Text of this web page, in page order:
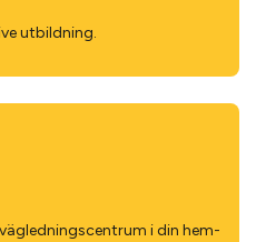
utbildning.
i din hem­